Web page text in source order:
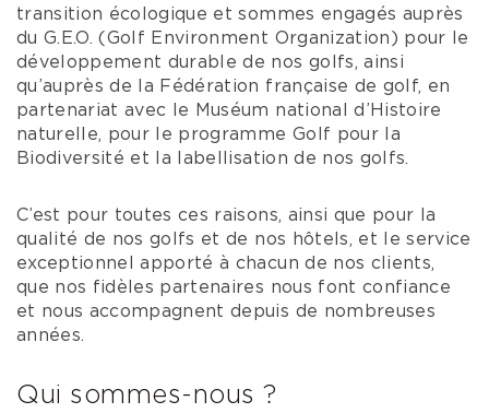
transition écologique et sommes engagés auprès
du G.E.O. (Golf Environment Organization) pour le
développement durable de nos golfs, ainsi
qu’auprès de la Fédération française de golf, en
partenariat avec le Muséum national d’Histoire
naturelle, pour le programme Golf pour la
Biodiversité et la labellisation de nos golfs.
C’est pour toutes ces raisons, ainsi que pour la
qualité de nos golfs et de nos hôtels, et le service
exceptionnel apporté à chacun de nos clients,
que nos fidèles partenaires nous font confiance
et nous accompagnent depuis de nombreuses
années.
Qui sommes-nous ?